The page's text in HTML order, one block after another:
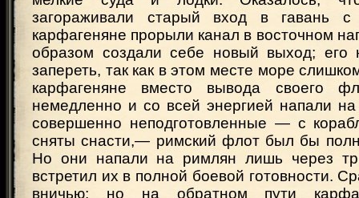
загораживали старый вход в гавань
карфагеняне прорыли канал в восточном
образом создали себе новый выход; его
запереть, так как в этом месте море
карфагеняне вместо вывода своего
немедленно и со всей энергией напали
совершенно неподготовленные — с
сняты снасти,— римский флот был бы
Но они напали на римлян лишь через
встретил их в полной боевой готовности.
вничью; но на обратном пути